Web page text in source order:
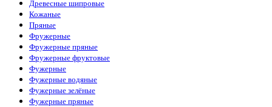
Древесные шипровые
Кожаные
Пряные
Фружерные
Фружерные пряные
Фружерные фруктовые
Фужерные
Фужерные водяные
Фужерные зелёные
Фужерные пряные